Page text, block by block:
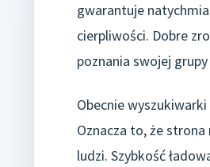
gwarantuje
cierpliwości. Dobre
poznania swojej
Obecnie
Oznacza to, że
ludzi. Szybkość